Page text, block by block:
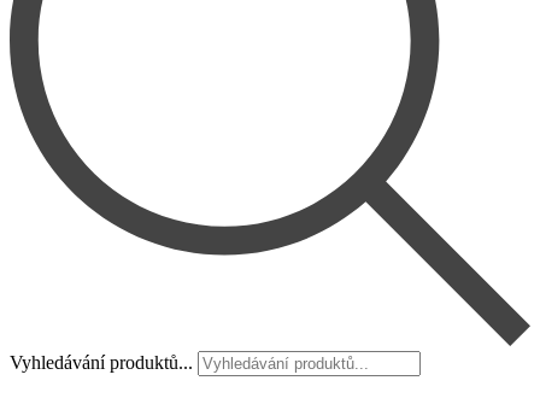
Vyhledávání produktů...